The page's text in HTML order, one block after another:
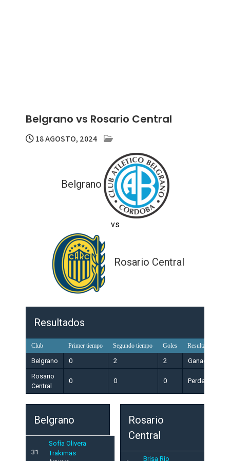
Belgrano vs Rosario Central
18 AGOSTO, 2024
Belgrano
vs
Rosario Central
Resultados
Club Primer tiempo Segundo tiempo Goles Resultado
Belgrano 0 2 2
Ganador
Rosario
Central
0 0 0 Perdedor
Belgrano
31
Sofía Olivera
Trakimas
Rosario
Central
Brisa Río